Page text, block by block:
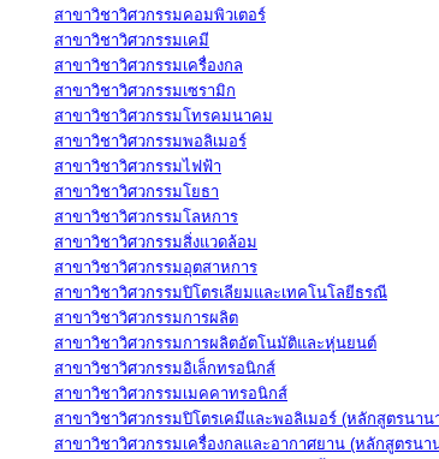
สาขาวิชาวิศวกรรมคอมพิวเตอร์
สาขาวิชาวิศวกรรมเคมี
สาขาวิชาวิศวกรรมเครื่องกล
สาขาวิชาวิศวกรรมเซรามิก
สาขาวิชาวิศวกรรมโทรคมนาคม
สาขาวิชาวิศวกรรมพอลิเมอร์
สาขาวิชาวิศวกรรมไฟฟ้า
สาขาวิชาวิศวกรรมโยธา
สาขาวิชาวิศวกรรมโลหการ
สาขาวิชาวิศวกรรมสิ่งแวดล้อม
สาขาวิชาวิศวกรรมอุตสาหการ
สาขาวิชาวิศวกรรมปิโตรเลียมและเทคโนโลยีธรณี
สาขาวิชาวิศวกรรมการผลิต
สาขาวิชาวิศวกรรมการผลิตอัตโนมัติและหุ่นยนต์
สาขาวิชาวิศวกรรมอิเล็กทรอนิกส์
สาขาวิชาวิศวกรรมเมคคาทรอนิกส์
สาขาวิชาวิศวกรรมปิโตรเคมีและพอลิเมอร์ (หลักสูตรนาน
สาขาวิชาวิศวกรรมเครื่องกลและอากาศยาน (หลักสูตรนา